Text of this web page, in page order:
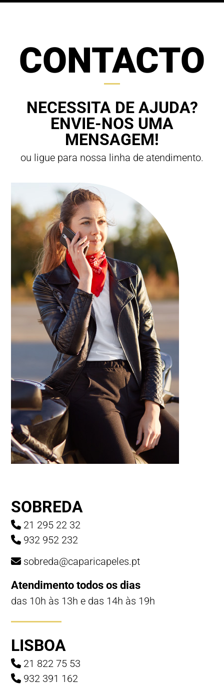
CONTACTO
NECESSITA DE AJUDA?
ENVIE-NOS UMA
MENSAGEM!
ou ligue para nossa linha de atendimento.
SOBREDA
21 295 22 32
932 952 232
sobreda@caparicapeles.pt
Atendimento todos os dias
das 10h às 13h e das 14h às 19h
LISBOA
21 822 75 53
932 391 162